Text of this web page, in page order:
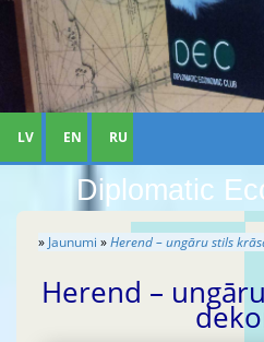
Diplomatic
LV EN RU
» Jaunumi »Herend – ungāru stils
Herend –